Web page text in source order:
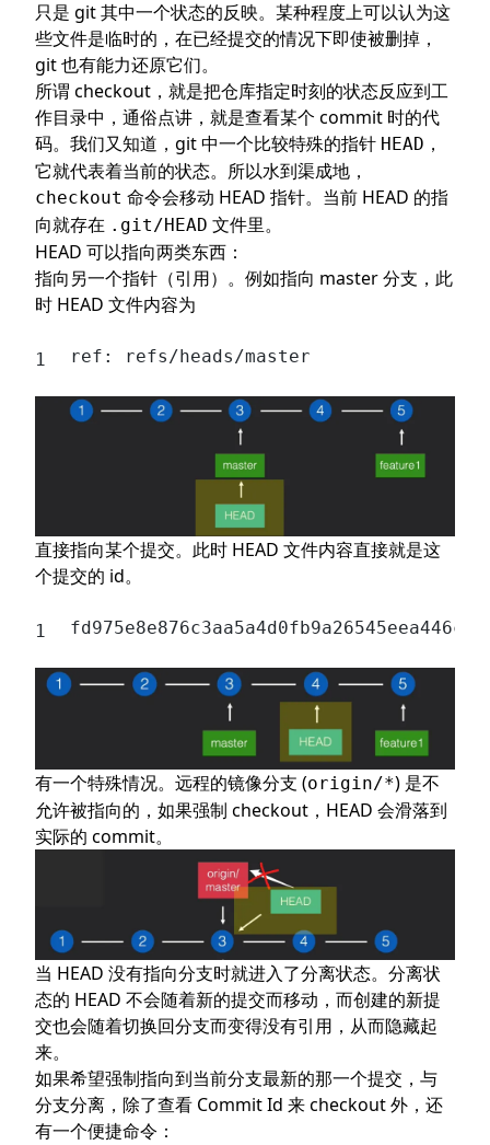
只是 git 其中一个状态的反映。某种程度上可以认为这
些文件是临时的，在已经提交的情况下即使被删掉，
git 也有能力还原它们。
所谓 checkout，就是把仓库指定时刻的状态反应到工
作目录中，通俗点讲，就是查看某个 commit 时的代
码。我们又知道，git 中一个比较特殊的指针 HEAD ，
它就代表着当前的状态。所以水到渠成地，
checkout 命令会移动 HEAD 指针。当前 HEAD 的指
向就存在 .git/HEAD 文件里。
HEAD 可以指向两类东西：
指向另一个指针（引用）。例如指向 master 分支，此
时 HEAD 文件内容为
ref: refs/heads/master
直接指向某个提交。此时 HEAD 文件内容直接就是这
个提交的 id。
有一个特殊情况。远程的镜像分支 (origin/*) 是不
允许被指向的，如果强制 checkout，HEAD 会滑落到
实际的 commit。
当 HEAD 没有指向分支时就进入了分离状态。分离状
态的 HEAD 不会随着新的提交而移动，而创建的新提
交也会随着切换回分支而变得没有引用，从而隐藏起
来。
如果希望强制指向到当前分支最新的那一个提交，与
分支分离，除了查看 Commit Id 来 checkout 外，还
有一个便捷命令：